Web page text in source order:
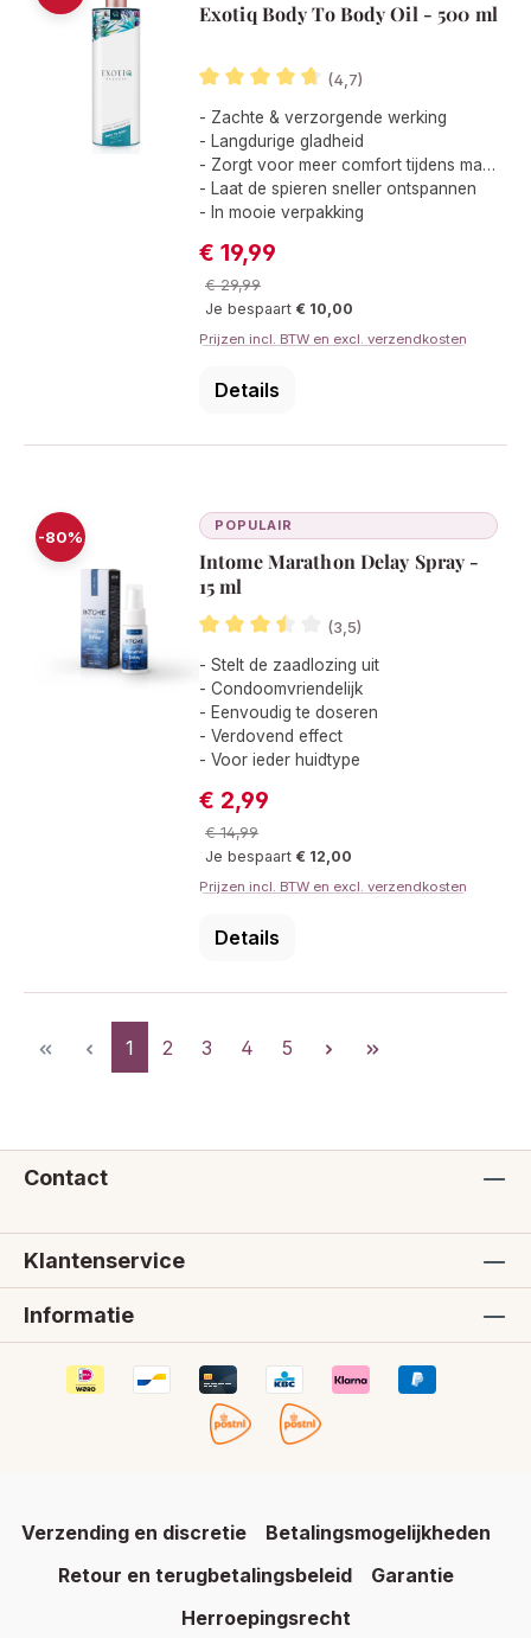
Exotiq Body To Body Oil - 500 ml
(4,7)
Gemiddelde waardering van 4.6 van
- Zachte & verzorgende werking
- Langdurige gladheid
- Zorgt voor meer comfort tijdens massages
- Laat de spieren sneller ontspannen
- In mooie verpakking
Verkoopprijs:
€ 19,99
Normale prijs:
€ 29,99
Je bespaart € 10,00
Prijzen incl. BTW en excl. verzendkosten
Details
-80%
POPULAIR
Intome Marathon Delay Spray -
15 ml
(3,5)
Gemiddelde waardering van 3.5 van
- Stelt de zaadlozing uit
- Condoomvriendelijk
- Eenvoudig te doseren
- Verdovend effect
- Voor ieder huidtype
Verkoopprijs:
€ 2,99
Normale prijs:
€ 14,99
Je bespaart € 12,00
Prijzen incl. BTW en excl. verzendkosten
Details
Pagina
1 Pagina
2 Pagina
3 Pagina
4 Pagina
5
Contact
Klantenservice
Informatie
Verzending en discretie
Betalingsmogelijkheden
Retour en terugbetalingsbeleid
Garantie
Herroepingsrecht